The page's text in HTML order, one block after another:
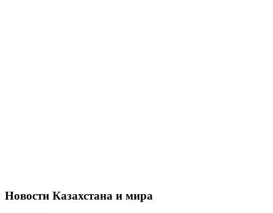
Новости Казахстана и мира